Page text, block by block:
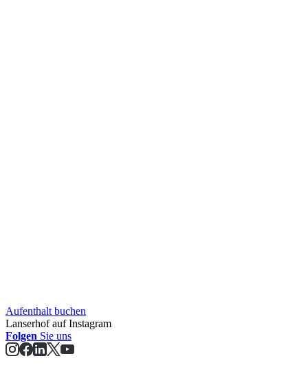
Aufent­halt buchen
Lanserhof auf Instagram
Folgen Sie uns